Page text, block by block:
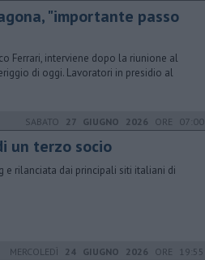
"importante passo
Ferrari, interviene dopo la riunione al
di oggi. Lavoratori in presidio al
SABATO 27 GIUGNO 2026 ORE 07:00
un terzo socio
e rilanciata dai principali siti italiani di
MERCOLEDÌ 24 GIUGNO 2026 ORE 19:55